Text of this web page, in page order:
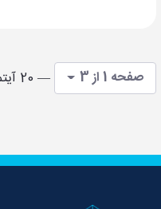
صفحه 1 از 3 — 20 آیتم به ازای صفحه